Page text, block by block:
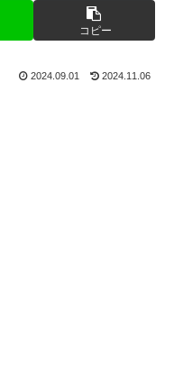
コピー
2024.09.01 2024.11.06